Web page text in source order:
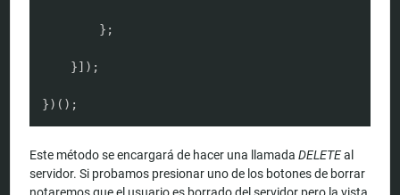
} ;
}] ) ;
}) ( ) ;
Este método se encargará de hacer una llamadaDELETEal
servidor. Si probamos presionar uno de los botones de borrar